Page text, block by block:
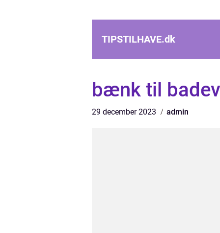
TIPSTILHAVE.dk
bænk til
29 december 2023 admin